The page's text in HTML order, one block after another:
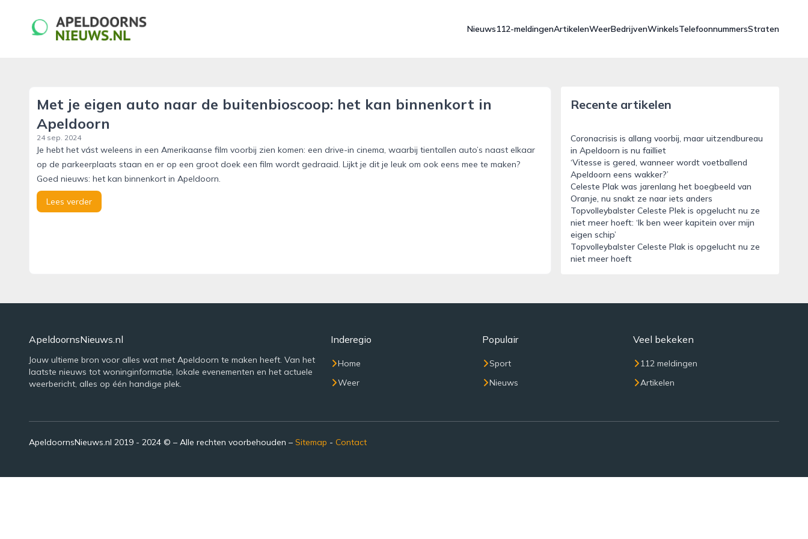
apeldoornsnieuws.nl
Nieuws112-meldingenArtikelenWeerBedrijvenWinkelsTelefoonnummersStraten
Met je eigen auto naar de buitenbioscoop: het kan binnenkort in
Apeldoorn
24 sep. 2024
Je hebt het vást weleens in een Amerikaanse film voorbij zien komen: een drive-in cinema, waarbij tientallen auto’s naast elkaar
op de parkeerplaats staan en er op een groot doek een film wordt gedraaid. Lijkt je dit je leuk om ook eens mee te maken?
Goed nieuws: het kan binnenkort in Apeldoorn.
Lees verder
Recente artikelen
Coronacrisis is allang voorbij, maar uitzendbureau
in Apeldoorn is nu failliet
‘Vitesse is gered, wanneer wordt voetballend
Apeldoorn eens wakker?’
Celeste Plak was jarenlang het boegbeeld van
Oranje, nu snakt ze naar iets anders
Topvolleybalster Celeste Plek is opgelucht nu ze
niet meer hoeft: ‘Ik ben weer kapitein over mijn
eigen schip’
Topvolleybalster Celeste Plak is opgelucht nu ze
niet meer hoeft
ApeldoornsNieuws.nl
Jouw ultieme bron voor alles wat met Apeldoorn te maken heeft. Van het
laatste nieuws tot woninginformatie, lokale evenementen en het actuele
weerbericht, alles op één handige plek.
Inderegio
Home
Weer
Populair
Sport
Nieuws
Veel bekeken
112 meldingen
Artikelen
ApeldoornsNieuws.nl 2019 - 2024 © – Alle rechten voorbehouden – Sitemap - Contact